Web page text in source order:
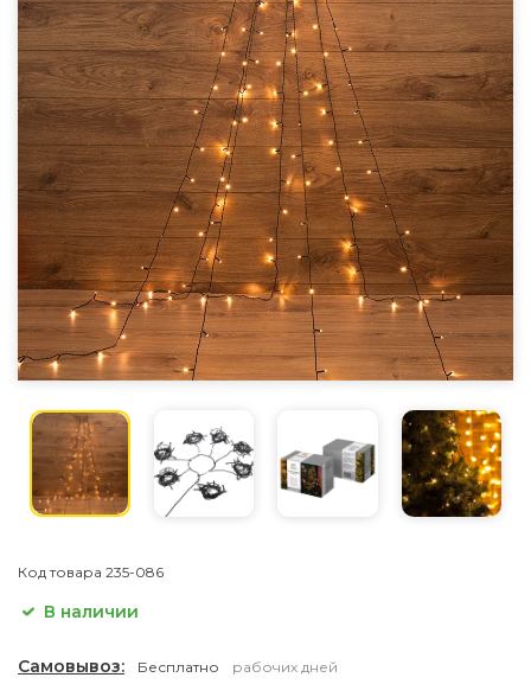
Код товара 235-086
В наличии
Самовывоз: Бесплатно рабочих дней